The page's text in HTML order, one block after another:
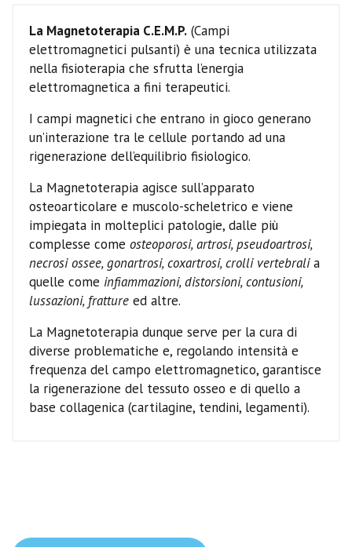
La Magnetoterapia C.E.M.P. (Campi
elettromagnetici pulsanti) è una tecnica utilizzata
nella fisioterapia che sfrutta l’energia
elettromagnetica a fini terapeutici.
I campi magnetici che entrano in gioco generano
un’interazione tra le cellule portando ad una
rigenerazione dell’equilibrio fisiologico.
La Magnetoterapia agisce sull’apparato
osteoarticolare e muscolo-scheletrico e viene
impiegata in molteplici patologie, dalle più
complesse come osteoporosi, artrosi, pseudoartrosi,
necrosi ossee, gonartrosi, coxartrosi, crolli vertebralia
quelle come infiammazioni, distorsioni, contusioni,
lussazioni, fratture ed altre.
La Magnetoterapia dunque serve per la cura di
diverse problematiche e, regolando intensità e
frequenza del campo elettromagnetico, garantisce
la rigenerazione del tessuto osseo e di quello a
base collagenica (cartilagine, tendini, legamenti).